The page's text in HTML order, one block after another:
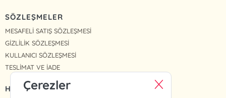
SÖZLEŞMELER
MESAFELİ SATIŞ SÖZLEŞMESİ
GİZLİLİK SÖZLEŞMESİ
KULLANICI SÖZLEŞMESİ
TESLİMAT VE İADE
HIZLI ERİŞİM
Çerezler